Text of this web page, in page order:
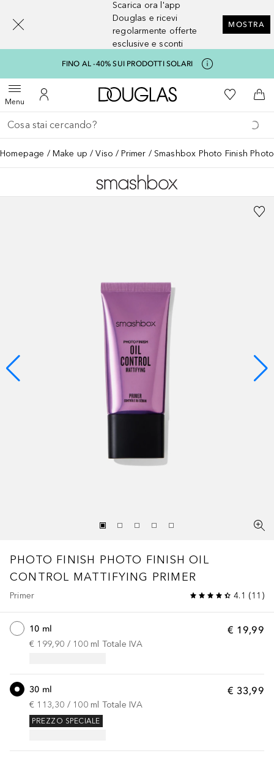
Scarica ora l'app
Douglas e ricevi
regolarmente offerte
esclusive e sconti
MOSTRA
FINO AL -40% SUI PRODOTTI SOLARI
MenuApri menuAl Mio Account
A Douglas HomeAlla Mia
Al
Torna indietro
Esegui ricerca
Homepage Make up Viso Primer Smashbox Photo Finish
PHOTO FINISH PHOTO FINISH OIL
CONTROL MATTIFYING PRIMER
Primer 4.1 (11 )
€ 19,99
10 ml
€ 199,90 / 100 ml Totale IVA
€ 33,99
30 ml
€ 113,30 / 100 ml Totale IVA
PREZZO SPECIALE
[navigation.slideout.screenreader]